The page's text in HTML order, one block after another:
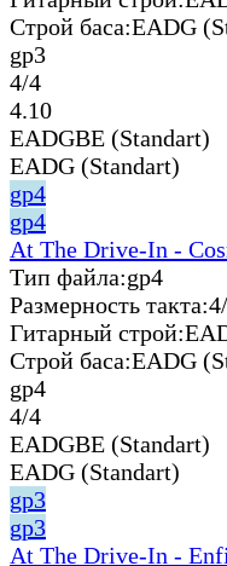
Строй баса:EADG
gp3
4/4
4.10
EADGBE (Standart)
EADG (Standart)
gp4
gp4
At The Drive-In -
Тип файла:gp4
Размерность такта:
Гитарный строй:
Строй баса:EADG
gp4
4/4
EADGBE (Standart)
EADG (Standart)
gp3
gp3
At The Drive-In -